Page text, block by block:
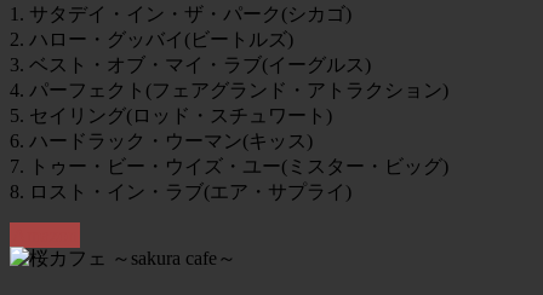
1. サタデイ・イン・ザ・パーク(シカゴ)
2. ハロー・グッバイ(ビートルズ)
3. ベスト・オブ・マイ・ラブ(イーグルス)
4. パーフェクト(フェアグランド・アトラクション)
5. セイリング(ロッド・スチュワート)
6. ハードラック・ウーマン(キッス)
7. トゥー・ビー・ウイズ・ユー(ミスター・ビッグ)
8. ロスト・イン・ラブ(エア・サプライ)